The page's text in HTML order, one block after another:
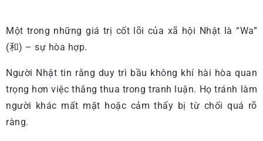
Một trong những giá trị cốt lõi của xã hội Nhật là “Wa”
(和) – sự hòa hợp.
Người Nhật tin rằng duy trì bầu không khí hài hòa quan
trọng hơn việc thắng thua trong tranh luận. Họ tránh làm
người khác mất mặt hoặc cảm thấy bị từ chối quá rõ
ràng.